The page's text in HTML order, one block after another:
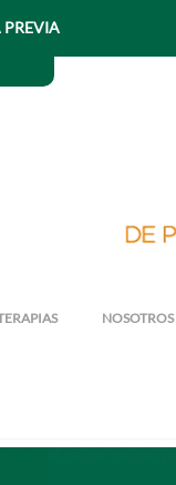
NOSOTROS